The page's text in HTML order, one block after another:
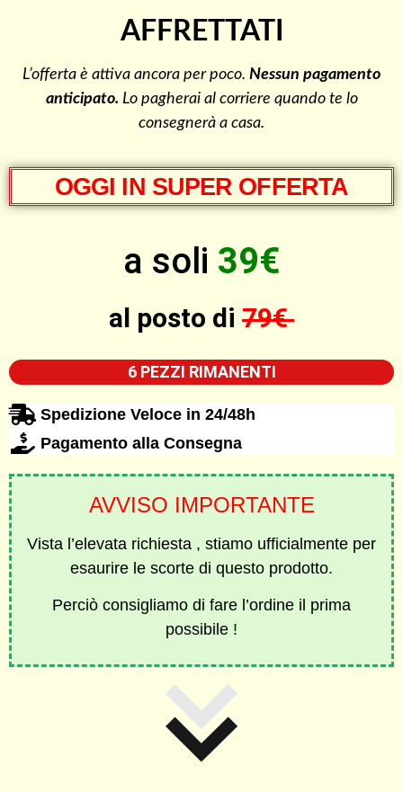
AFFRETTATI
L’offerta è attiva ancora per poco. Nessun pagamento
anticipato. Lo pagherai al corriere quando te lo
consegnerà a casa.
OGGI IN SUPER OFFERTA
a soli 39€
al posto di 79€
6 PEZZI RIMANENTI
Spedizione Veloce in 24/48h
Pagamento alla Consegna
AVVISO IMPORTANTE
Vista l’elevata richiesta , stiamo ufficialmente per
esaurire le scorte di questo prodotto.
Perciò consigliamo di fare l’ordine il prima
possibile !